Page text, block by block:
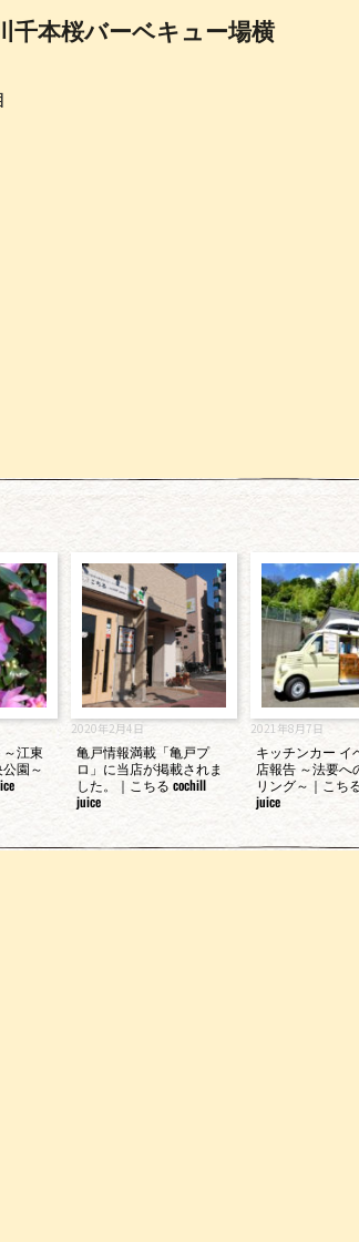
千本桜バーベキュー場横
江東
園～
2020年2月4日
亀戸情報満載「亀戸プ
ロ」に当店が掲載されま
した。｜こちる cochill
juice
2021年8月7日
キッチンカー イ
店報告 ～法要へ
リング～｜こち
juice